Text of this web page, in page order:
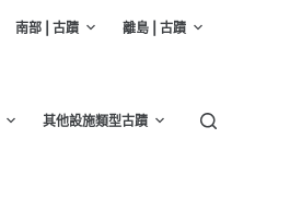
南部 | 古蹟 離島 | 古蹟
其他設施類型古蹟